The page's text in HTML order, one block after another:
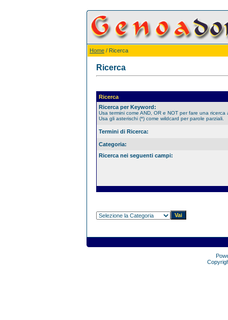
Home / Ricerca
Ricerca
Ricerca
Ricerca per Keyword:
Usa termini come AND, OR e NOT per fare una ricerca
Usa gli asterischi (*) come wildcard per parole parziali.
Termini di Ricerca:
Categoria:
Ricerca nei seguenti campi: